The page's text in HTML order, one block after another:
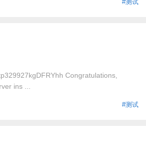
#测试
Congratulations,
ins ...
#测试